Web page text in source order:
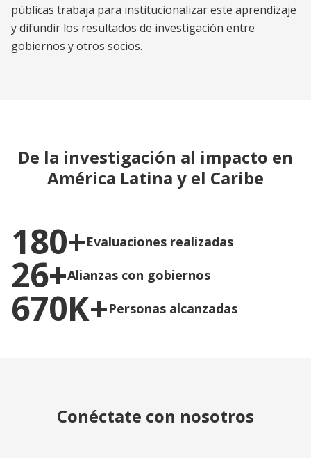
públicas trabaja para institucionalizar este aprendizaje
y difundir los resultados de investigación entre
gobiernos y otros socios.
De la investigación al impacto en
América Latina y el Caribe
180+Evaluaciones realizadas
26+Alianzas con gobiernos
670K+Personas alcanzadas
Conéctate con nosotros